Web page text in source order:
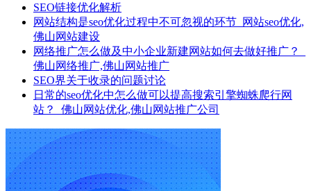
SEO链接优化解析
网站结构是seo优化过程中不可忽视的环节_网站seo优化,
佛山网站建设
网络推广怎么做及中小企业新建网站如何去做好推广？_
佛山网络推广,佛山网站推广
SEO界关于收录的问题讨论
日常的seo优化中怎么做可以提高搜索引擎蜘蛛爬行网
站？_佛山网站优化,佛山网站推广公司